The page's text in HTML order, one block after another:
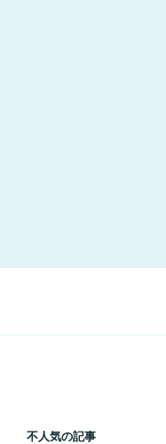
不人気の記事